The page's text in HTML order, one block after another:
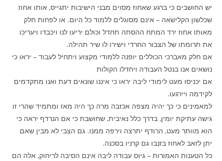
יש החושבים כי ברגע שאחוז מסוים מבני הישיבות יתגייס, אותו אחוז
שכלשון הקלישאה – אינם מסוגלים ללמוד כל היום. או לפחות חלק
מאותו אחוז ירד המתח ההסתה תחדל וכולם יריעו לנו ויכבדו ויעריכו
את תרומתו של הצבור החרדי וישירו לו שיר תהילה.
אם חלק מאברכי הכוללים יופנה ללמודי מקצוע ויתחיל לעבוד – יראו כי
נושאים אנו בנטל העבודה ויחדלו הקולות
אם יכניסו מעט לימודי ליבה יראו כי איננו שונאים דעת ואנו מתקדמים
לקידמה ויירגעו.
למאמינים כי כך יהיה מצפה אכזבה מרה כך היה מאז ומתמיד שהרי זו
גישה עתיקת יומין, בדרך כלל נאיבית, שחושבת כי אם הנרדף יראה כי
הוא מוותר מעט, הרודף יתרצה וירפה ממנו. גם הצבי לא מבין שאם
יתן לזאב לאחוז בזנבו גם קרניו בסכנה.
כל הטענות האמורות – גיוס עבודה ליבה אינם הסיבה לריחוק, אלה הם